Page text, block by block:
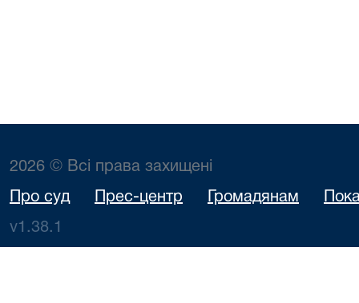
2026 © Всі права захищені
Про суд Прес-центр Громадянам
v1.38.1